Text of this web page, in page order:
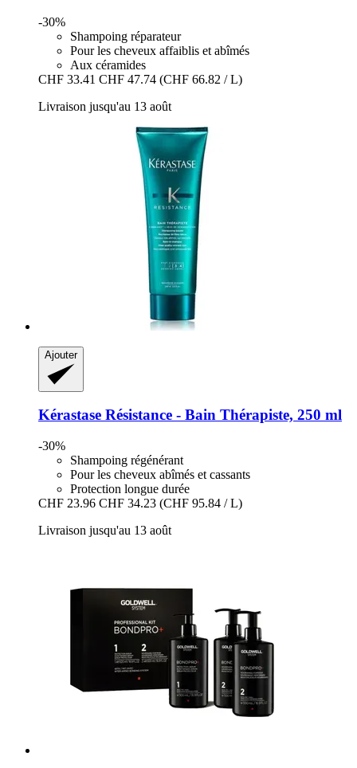
-30%
Shampoing réparateur
Pour les cheveux affaiblis et abîmés
Aux céramides
CHF 33.41 CHF 47.74 (CHF 66.82 / L)
Livraison jusqu'au 13 août
Ajouter
Kérastase Résistance -​ Bain Thérapiste, 250 ml
-30%
Shampoing régénérant
Pour les cheveux abîmés et cassants
Protection longue durée
CHF 23.96 CHF 34.23 (CHF 95.84 / L)
Livraison jusqu'au 13 août